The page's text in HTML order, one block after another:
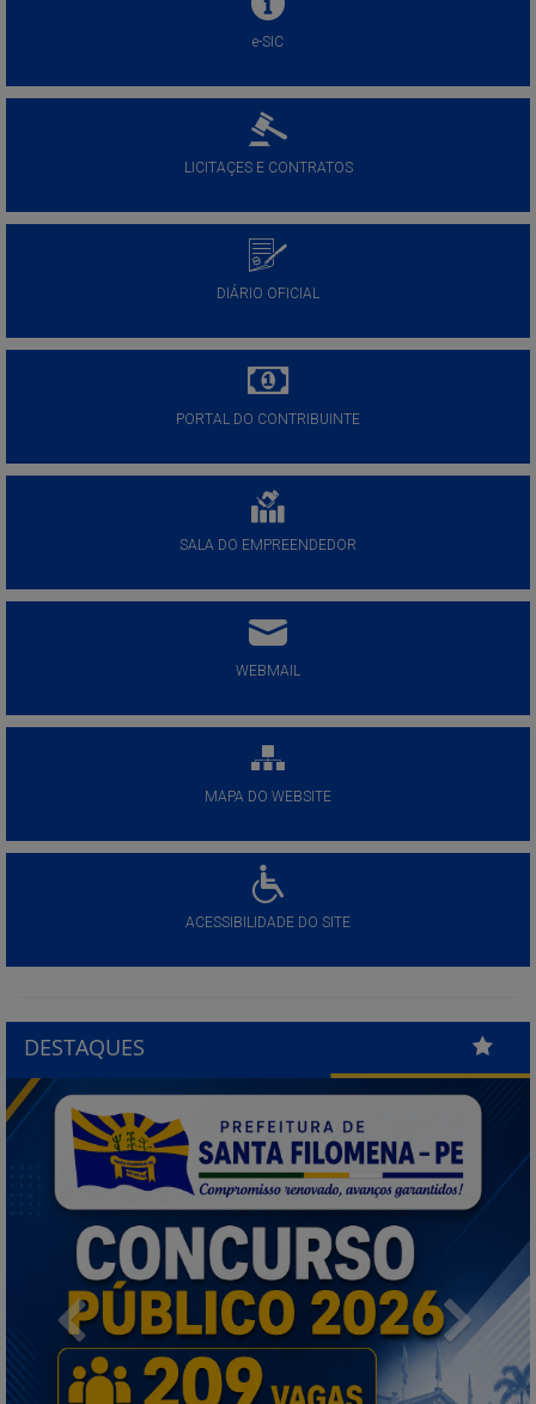
e-SIC
LICITAÇES E CONTRATOS
DIÁRIO OFICIAL
PORTAL DO CONTRIBUINTE
SALA DO EMPREENDEDOR
WEBMAIL
MAPA DO WEBSITE
ACESSIBILIDADE DO SITE
DESTAQUES
Previous Next